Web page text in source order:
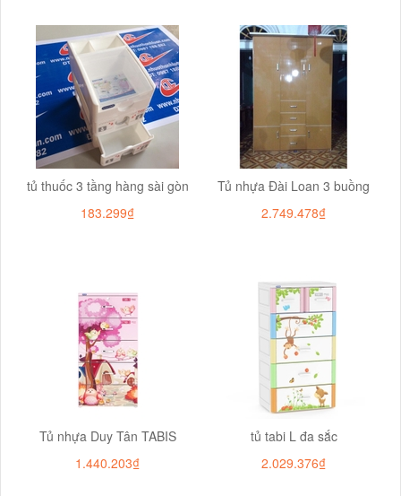
tủ thuốc 3 tầng hàng sài gòn
183.299₫
Tủ nhựa Đài Loan 3 buồng
2.749.478₫
Tủ nhựa Duy Tân TABIS
1.440.203₫
tủ tabi L đa sắc
2.029.376₫